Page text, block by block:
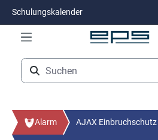
Zum Hauptinhalt springen
Schulungskalender
Alarm AJAX Einbruchschutz